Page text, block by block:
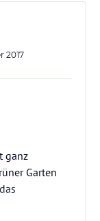
2017
ganz
Garten